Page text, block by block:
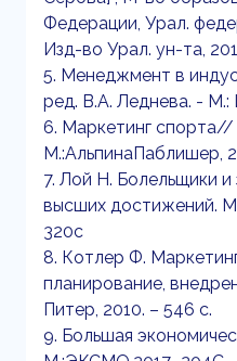
Федерации, Урал.
Изд-во Урал. ун-та,
5. Менеджмент в
ред. В.А. Леднева. - М.:
6. Маркетинг
М.:АльпинаПаблишер,
7. Лой Н. Болельщики
высших достижений.
320с
8. Котлер Ф.
планирование,
Питер, 2010. – 546 с.
9. Большая